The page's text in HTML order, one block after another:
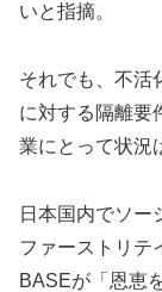
いと指摘。
それでも、不活
に対する隔離要
業にとって状況
日本国内でソー
ファーストリテ
BASEが「恩恵